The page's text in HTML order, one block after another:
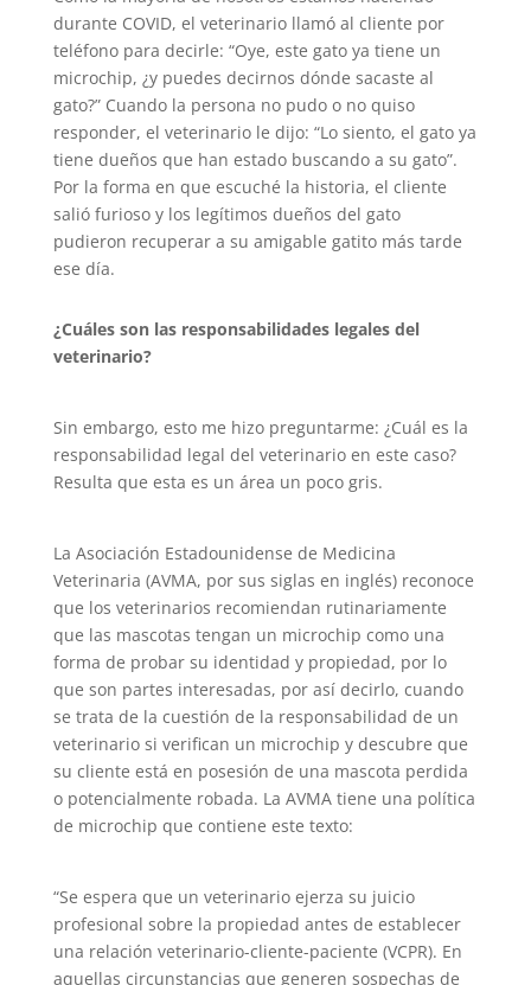
durante COVID, el veterinario llamó al cliente por
teléfono para decirle: “Oye, este gato ya tiene un
microchip, ¿y puedes decirnos dónde sacaste al
gato?” Cuando la persona no pudo o no quiso
responder, el veterinario le dijo: “Lo siento, el gato ya
tiene dueños que han estado buscando a su gato”.
Por la forma en que escuché la historia, el cliente
salió furioso y los legítimos dueños del gato
pudieron recuperar a su amigable gatito más tarde
ese día.
¿Cuáles son las responsabilidades legales del
veterinario?
Sin embargo, esto me hizo preguntarme: ¿Cuál es la
responsabilidad legal del veterinario en este caso?
Resulta que esta es un área un poco gris.
La Asociación Estadounidense de Medicina
Veterinaria (AVMA, por sus siglas en inglés) reconoce
que los veterinarios recomiendan rutinariamente
que las mascotas tengan un microchip como una
forma de probar su identidad y propiedad, por lo
que son partes interesadas, por así decirlo, cuando
se trata de la cuestión de la responsabilidad de un
veterinario si verifican un microchip y descubre que
su cliente está en posesión de una mascota perdida
o potencialmente robada. La AVMA tiene una política
de microchip que contiene este texto:
“Se espera que un veterinario ejerza su juicio
profesional sobre la propiedad antes de establecer
una relación veterinario-cliente-paciente (VCPR). En
aquellas circunstancias que generen sospechas de